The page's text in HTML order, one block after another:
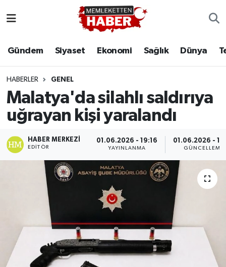
Gündem Siyaset Ekonomi Sağlık Dünya
HABERLER GENEL
Malatya'da silahlı saldırıya
uğrayan kişi yaralandı
HABER MERKEZI
EDITÖR
01.06.2026 - 19:16
YAYINLANMA
01.06.2026 -
GÜNCELLEME